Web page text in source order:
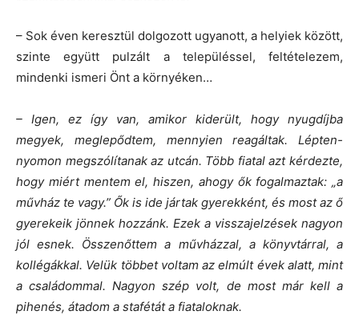
– Sok éven keresztül dolgozott ugyanott, a helyiek között,
szinte együtt pulzált a településsel, feltételezem,
mindenki ismeri Önt a környéken…
– Igen, ez így van, amikor kiderült, hogy nyugdíjba
megyek, meglepődtem, mennyien reagáltak. Lépten-
nyomon megszólítanak az utcán. Több fiatal azt kérdezte,
hogy miért mentem el, hiszen, ahogy ők fogalmaztak: „a
művház te vagy.” Ők is ide jártak gyerekként, és most az ő
gyerekeik jönnek hozzánk. Ezek a visszajelzések nagyon
jól esnek. Összenőttem a művházzal, a könyvtárral, a
kollégákkal. Velük többet voltam az elmúlt évek alatt, mint
a családommal. Nagyon szép volt, de most már kell a
pihenés, átadom a stafétát a fiataloknak.